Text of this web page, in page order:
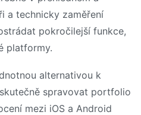
a technicky zaměření
pokročilejší funkce,
platformy.
alternativou k
spravovat portfolio
mezi iOS a Android